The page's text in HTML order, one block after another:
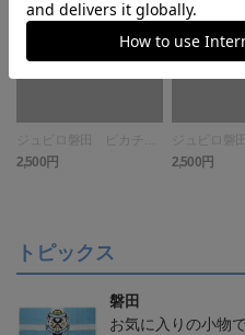
ジュビロ磐田 ピカチュ
ウ タオルマフラー
2,500円
ジュビロ磐
ス タオルマ
2,500円
トピックス
磐田
お気に入りの小物